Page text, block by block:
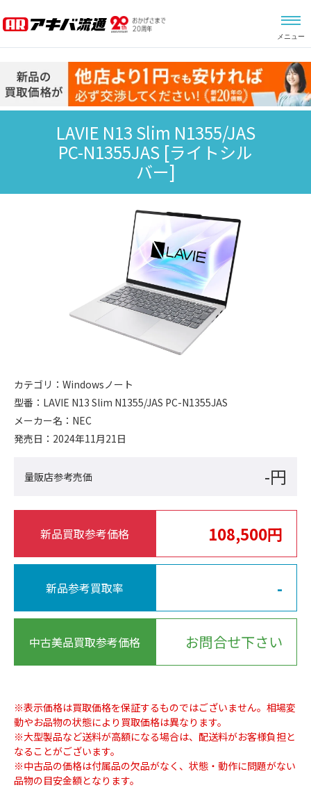
メニュー
LAVIE N13 Slim N1355/JAS
PC-N1355JAS [ライトシル
バー]
カテゴリ： Windowsノート
型番： LAVIE N13 Slim N1355/JAS PC-N1355JAS
メーカー名： NEC
発売日： 2024年11月21日
量販店参考売価 -円
新品買取参考価格 108,500円
新品参考買取率 -
中古美品買取参考価格 お問合せ下さい
※表示価格は買取価格を保証するものではございません。相場変
動やお品物の状態により買取価格は異なります。
※大型製品など送料が高額になる場合は、配送料がお客様負担と
なることがございます。
※中古品の価格は付属品の欠品がなく、状態・動作に問題がない
品物の目安金額となります。